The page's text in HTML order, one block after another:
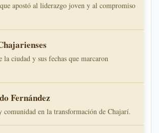
apostó al liderazgo joven y al compromiso
ciudad y sus fechas que marcaron
Fernández
en la transformación de Chajarí.